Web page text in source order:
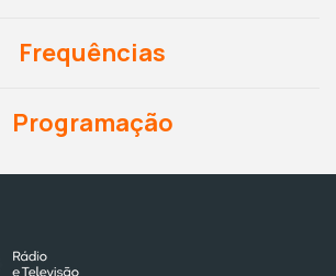
Frequências
Programação